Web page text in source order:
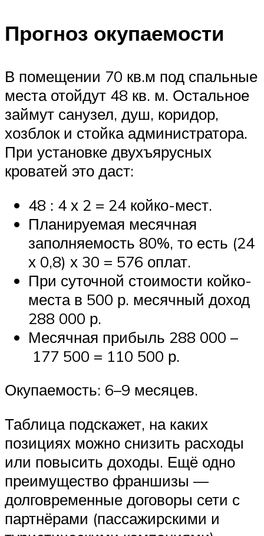
Прогноз окупаемости
В помещении 70 кв.м под спальные
места отойдут 48 кв. м. Остальное
займут санузел, душ, коридор,
хозблок и стойка администратора.
При установке двухъярусных
кроватей это даст:
48 : 4 х 2 = 24 койко-мест.
Планируемая месячная
заполняемость 80%, то есть (24
х 0,8) х 30 = 576 оплат.
При суточной стоимости койко-
места в 500 р. месячный доход
288 000 р.
Месячная прибыль 288 000 –
177 500 = 110 500 р.
Окупаемость: 6–9 месяцев.
Таблица подскажет, на каких
позициях можно снизить расходы
или повысить доходы. Ещё одно
преимущество франшизы —
долговременные договоры сети с
партнёрами (пассажирскими и